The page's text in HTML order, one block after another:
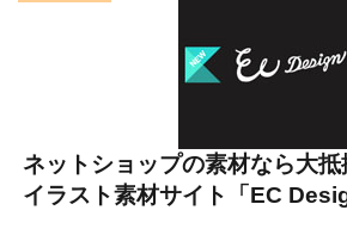
ネットショップの素材なら大
イラスト素材サイト「EC